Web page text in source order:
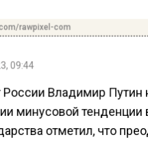
rawpixel-com
09:44
Владимир Путин
минусовой тенденции
отметил, что